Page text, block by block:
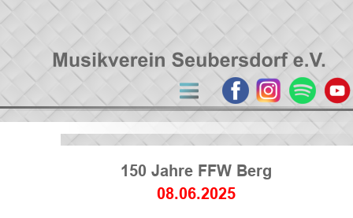
150 Jahre FFW Berg
08.06.2025